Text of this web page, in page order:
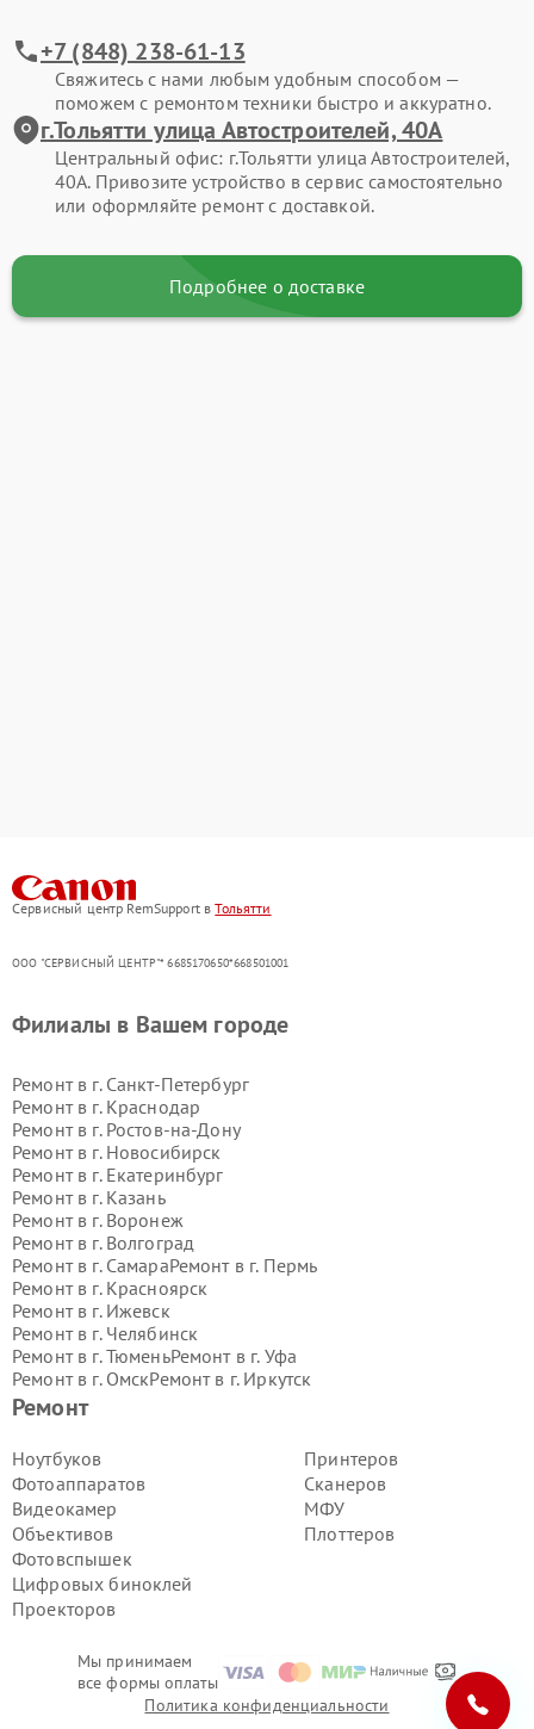
+7 (848) 238-61-13
Свяжитесь с нами любым удобным способом —
поможем с ремонтом техники быстро и аккуратно.
г.Тольятти улица Автостроителей, 40А
Центральный офис: г.Тольятти улица Автостроителей,
40А. Привозите устройство в сервис самостоятельно
или оформляйте ремонт с доставкой.
Подробнее о доставке
Сервисный центр RemSupport вТольятти
ООО "СЕРВИСНЫЙ ЦЕНТР"* 6685170650*668501001
Мы принимаем
все формы оплаты
Ремонт
Ноутбуков
Фотоаппаратов
Видеокамер
Объективов
Фотовспышек
Цифровых биноклей
Проекторов
Принтеров
Сканеров
МФУ
Плоттеров
Филиалы в Вашем городе
Ремонт в г. Санкт-Петербург
Ремонт в г. Краснодар
Ремонт в г. Ростов-на-Дону
Ремонт в г. Новосибирск
Ремонт в г. Екатеринбург
Ремонт в г. Казань
Ремонт в г. Воронеж
Ремонт в г. Волгоград
Ремонт в г. СамараРемонт в г. Пермь
Ремонт в г. Красноярск
Ремонт в г. Ижевск
Ремонт в г. Челябинск
Ремонт в г.ТюменьРемонт в г. Уфа
Ремонт в г. ОмскРемонт в г. Иркутск
Ремонт в г.
Ремонт в г.
Ремонт в г.
Ремонт в г.
Ремонт в г.Хабаровск
Ремонт в г.Томск
Ремонт в г.Ульяновск
Ремонт в г.Киров
Ремонт в г. Архангельск
Ремонт в г.Астрахань
Ремонт в г.
Ремонт в г.
Ремонт в г. Брянск
Ремонт в г. Владивосток
Владикавказ
Политика конфиденциальности